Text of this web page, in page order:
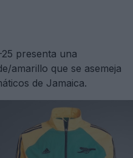
presenta una
amarillo que se asemeja
de Jamaica.